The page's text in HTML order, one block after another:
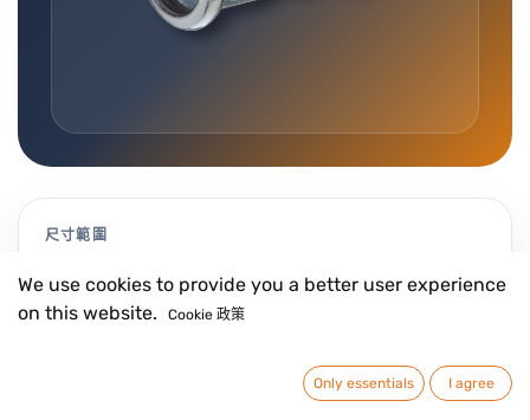
尺寸範圍
12 to 108 mm
We use cookies to provide you a better user experience
on this website.
Cookie 政策
Only essentials I agree